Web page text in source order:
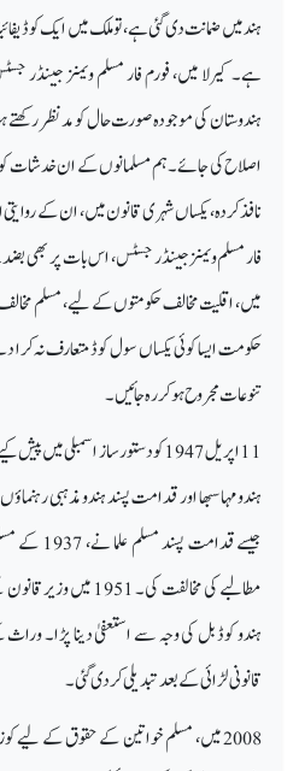
ہند میں ضمانت دی گئی ہے، تو ملک میں ایک
ہے۔ کیرلا میں، فورم فار مسلم ویمنز جینڈر
ہندوستان کی موجودہ صورت حال کو مدنظر
اصلاح کی جائے۔ ہم مسلمانوں کے ان خدشات
نافذ کردہ، یکساں شہری قانون میں، ان کے
فار مسلم ویمنز جینڈر جسٹس، اس بات پر بھی
میں، اقلیت مخالف حکومتوں کے لیے، مسلم
حکومت ایسا کوئی یکساں سول کوڈ متعارف نہ
تنوعات مجروح ہو کر رہ جائیں۔
11 اپریل 1947 کو دستور ساز اسمبلی
ہندو مہاسبھا اور قدامت پسند ہندو مذہبی
جیسے
مطالبے کی مخالفت کی۔
ہندو کوڈ بل کی وجہ سے استعفیٰ دینا پڑا۔
قانونی لڑائی کے بعد تبدیلی کر دی گئی۔
2008 میں، مسلم خواتین کے حقوق کے لیے